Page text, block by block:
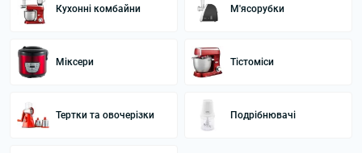
Кухонні комбайни М'ясорубки
Міксери Тістоміси
Тертки та овочерізки Подрібнювачі